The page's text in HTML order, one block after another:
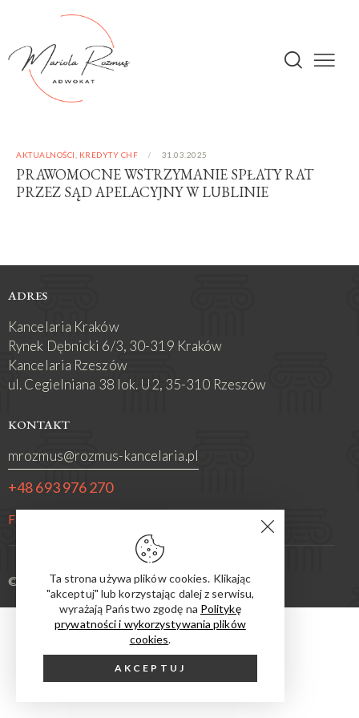
AKTUALNOŚCI KREDYTY CHF 31.03.2025
PRAWOMOCNE WSTRZYMANIE SPŁATY RAT
PRZEZ SĄD APELACYJNY W LUBLINIE
ADRES
Kancelaria Kraków
Rynek Dębnicki 6/3, 30-319 Kraków
Kancelaria Rzeszów
ul. Cegielniana 38 lok. U2, 35-310 Rzeszów
KONTAKT
mrozmus@rozmus-kancelaria.pl
+48 693 976 270
Facebook
© 2026. All Rights Reserved.
Ta strona używa plików cookies. Klikając
"akceptuj" lub korzystając dalej z serwisu,
wyrażają Państwo zgodę na Politykę
prywatności i wykorzystywania plików
cookies.
AKCEPTUJ